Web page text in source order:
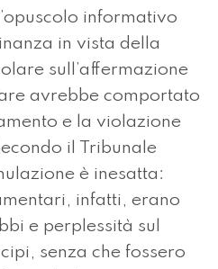
informativo
in vista della
sull’affermazione
avrebbe comportato
e la violazione
il Tribunale
è inesatta:
infatti, erano
e perplessità sul
senza che fossero